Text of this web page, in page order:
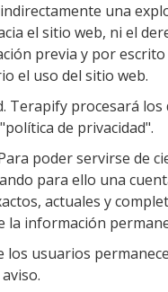
una
el sitio web, ni el
previa y por
el uso del sitio web.
Terapify procesará
de privacidad".
poder servirse de
para ello una
actuales y
la información
los usuarios